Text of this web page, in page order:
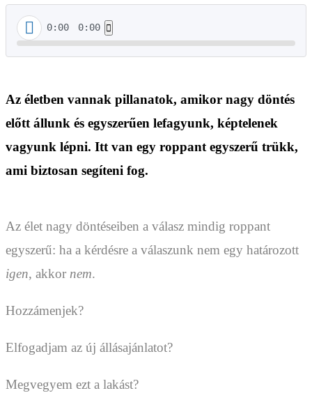
0:00 0:00
Az életben vannak pillanatok, amikor nagy döntés
előtt állunk és egyszerűen lefagyunk, képtelenek
vagyunk lépni. Itt van egy roppant egyszerű trükk,
ami biztosan segíteni fog.
Az élet nagy döntéseiben a válasz mindig roppant
egyszerű: ha a kérdésre a válaszunk nem egy határozott
igen, akkor nem.
Hozzámenjek?
Elfogadjam az új állásajánlatot?
Megvegyem ezt a lakást?